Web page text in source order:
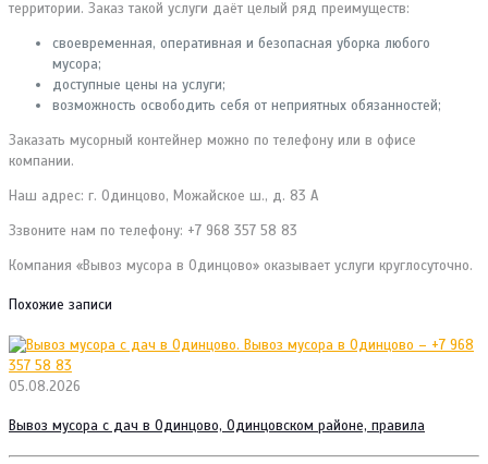
территории. Заказ такой услуги даёт целый ряд преимуществ:
своевременная, оперативная и безопасная уборка любого
мусора;
доступные цены на услуги;
возможность освободить себя от неприятных обязанностей;
Заказать мусорный контейнер можно по телефону или в офисе
компании.
Наш адрес: г. Одинцово, Можайское ш., д. 83 А
Ззвоните нам по телефону: +7 968 357 58 83
Компания «Вывоз мусора в Одинцово» оказывает услуги круглосуточно.
Похожие записи
05.08.2026
Вывоз мусора с дач в Одинцово, Одинцовском районе, правила